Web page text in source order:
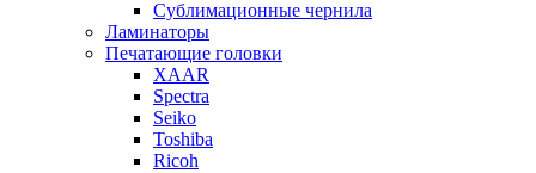
Сублимационные чернила
Ламинаторы
Печатающие головки
XAAR
Spectra
Seiko
Toshiba
Ricoh